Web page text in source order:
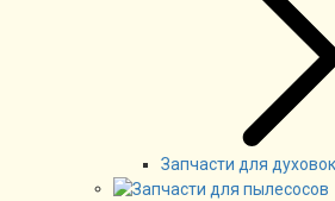
Запчасти для духовок